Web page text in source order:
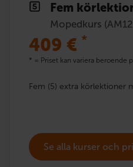
Fem
Mopedkurs
409 € *
* = Priset kan variera beroende
Fem (5) extra körlektioner
Se alla kurser och